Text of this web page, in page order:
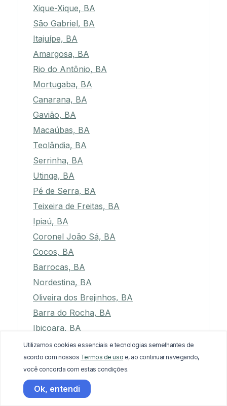
Xique-Xique, BA
São Gabriel, BA
Itajuípe, BA
Amargosa, BA
Rio do Antônio, BA
Mortugaba, BA
Canarana, BA
Gavião, BA
Macaúbas, BA
Teolândia, BA
Serrinha, BA
Utinga, BA
Pé de Serra, BA
Teixeira de Freitas, BA
Ipiaú, BA
Coronel João Sá, BA
Cocos, BA
Barrocas, BA
Nordestina, BA
Oliveira dos Brejinhos, BA
Barra do Rocha, BA
Ibicoara, BA
Vera Cruz, BA
Uibaí, BA
Firmino Alves, BA
Euclides da Cunha, BA
Utilizamos cookies essenciais e tecnologias semelhantes de
acordo com nossos Termos de uso e, ao continuar navegando,
você concorda com estas condições.
Ok, entendi